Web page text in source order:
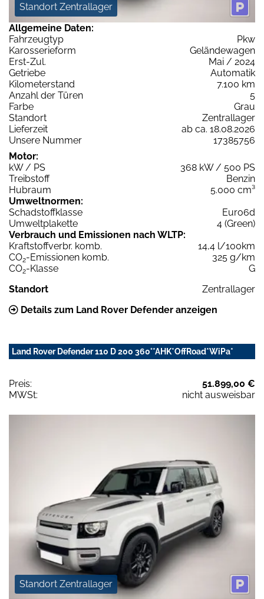
Standort Zentrallager
Allgemeine Daten:
Fahrzeugtyp
Pkw
Karosserieform
Geländewagen
Erst-Zul.
Mai / 2024
Getriebe
Automatik
Kilometerstand
7.100 km
Anzahl der Türen
5
Farbe
Grau
Standort
Zentrallager
Lieferzeit
ab ca. 18.08.2026
Unsere Nummer
17385756
Motor:
kW / PS
368 kW / 500 PS
Treibstoff
Benzin
Hubraum
5.000 cm³
Umweltnormen:
Schadstoffklasse
Euro6d
Umweltplakette
4 (Green)
Verbrauch und Emissionen nach WLTP:
Kraftstoffverbr. komb.
14,4 l/100km
CO2-Emissionen komb.
325 g/km
CO2-Klasse
G
Standort
Zentrallager
Details zum Land Rover Defender anzeigen
Land Rover Defender 110 D 200 360°*AHK*OffRoad*WiPa*
Preis:
51.899,00 €
MWSt:
nicht ausweisbar
Standort Zentrallager